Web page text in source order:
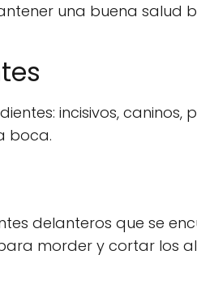
una buena salud
incisivos,
boca.
delanteros que se
morder y cortar los